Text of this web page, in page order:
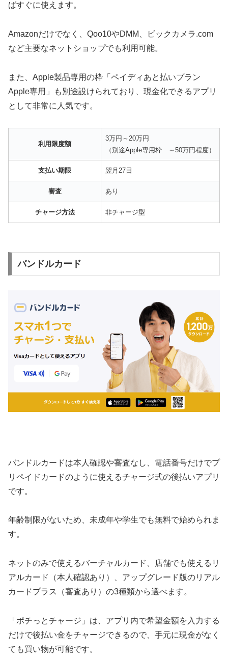
ばすぐに使えます。
Amazonだけでなく、Qoo10やDMM、ビックカメラ.com
など主要なネットショップでも利用可能。
また、Apple製品専用の枠「ペイディあと払いプラン
Apple専用」も別途設けられており、現金化できるアプリ
として非常に人気です。
利用限度額
3万円～20万円
（別途Apple専用枠 ～50万円程度）
支払い期限 翌月27日
審査 あり
チャージ方法 非チャージ型
バンドルカード
バンドルカードは本人確認や審査なし、電話番号だけでプ
リペイドカードのように使えるチャージ式の後払いアプリ
です。
年齢制限がないため、未成年や学生でも無料で始められま
す。
ネットのみで使えるバーチャルカード、店舗でも使えるリ
アルカード（本人確認あり）、アップグレード版のリアル
カードプラス（審査あり）の3種類から選べます。
「ポチっとチャージ」は、アプリ内で希望金額を入力する
だけで後払い金をチャージできるので、手元に現金がなく
ても買い物が可能です。